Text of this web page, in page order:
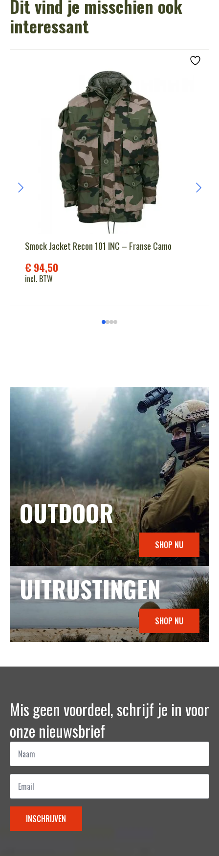
Dit vind je misschien ook
interessant
Smock Jacket Recon 101 INC – Franse Camo
€ 94,50
incl. BTW
OUTDOOR
SHOP NU
UITRUSTINGEN
SHOP NU
Mis geen voordeel, schrijf je in voor
onze nieuwsbrief
Naam
Email
INSCHRIJVEN